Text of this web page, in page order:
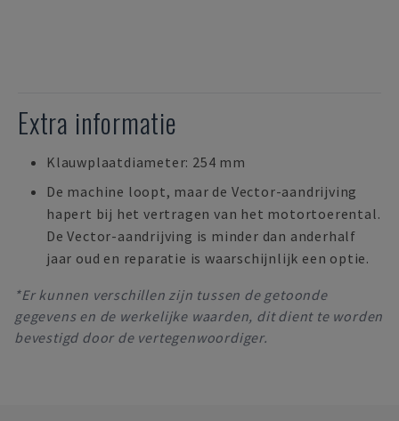
Extra informatie
Klauwplaatdiameter: 254 mm
De machine loopt, maar de Vector-aandrijving
hapert bij het vertragen van het motortoerental.
De Vector-aandrijving is minder dan anderhalf
jaar oud en reparatie is waarschijnlijk een optie.
*Er kunnen verschillen zijn tussen de getoonde
gegevens en de werkelijke waarden, dit dient te worden
bevestigd door de vertegenwoordiger.